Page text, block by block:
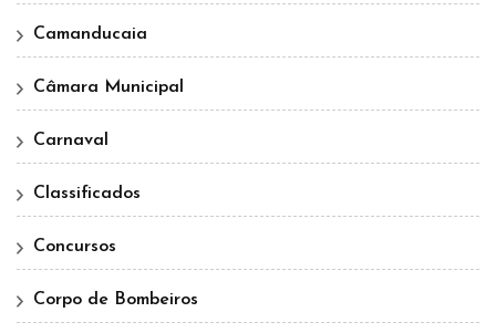
Camanducaia
Câmara Municipal
Carnaval
Classificados
Concursos
Corpo de Bombeiros